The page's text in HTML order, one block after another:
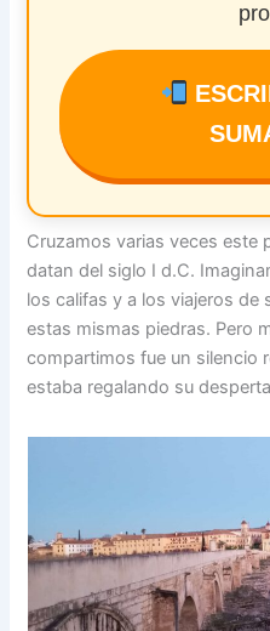
Cruzamos varias veces este
datan del siglo I d.C.
los califas y a los viajeros de
estas mismas piedras. Pero
compartimos fue un silencio
estaba regalando su